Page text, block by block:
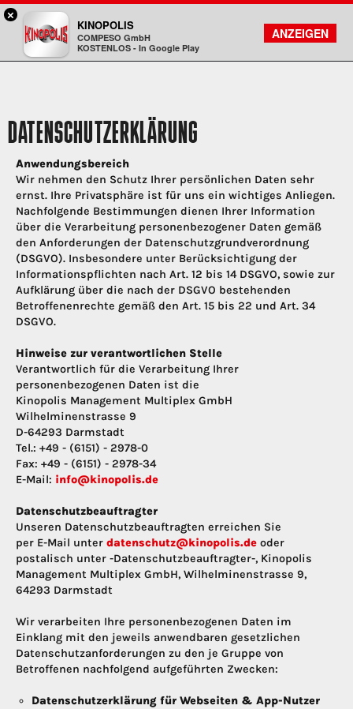
Kinopolis
FILMSUCHE
KONTO
DATENSCHUTZERKLÄRUNG
Anwendungsbereich
Wir nehmen den Schutz Ihrer persönlichen Daten sehr
ernst. Ihre Privatsphäre ist für uns ein wichtiges Anliegen.
Nachfolgende Bestimmungen dienen Ihrer Information
über die Verarbeitung personenbezogener Daten gemäß
den Anforderungen der Datenschutzgrundverordnung
(DSGVO). Insbesondere unter Berücksichtigung der
Informationspflichten nach Art. 12 bis 14 DSGVO, sowie zur
Aufklärung über die nach der DSGVO bestehenden
Betroffenenrechte gemäß den Art. 15 bis 22 und Art. 34
DSGVO.
Hinweise zur verantwortlichen Stelle
Verantwortlich für die Verarbeitung Ihrer
personenbezogenen Daten ist die
Kinopolis Management Multiplex GmbH
Wilhelminenstrasse 9
D-64293 Darmstadt
Tel.: +49 - (6151) - 2978-0
Fax: +49 - (6151) - 2978-34
E-Mail: info@kinopolis.de
Datenschutzbeauftragter
Unseren Datenschutzbeauftragten erreichen Sie
per E-Mail unter datenschutz@kinopolis.de oder
postalisch unter -Datenschutzbeauftragter-, Kinopolis
Management Multiplex GmbH, Wilhelminenstrasse 9,
64293 Darmstadt
Wir verarbeiten Ihre personenbezogenen Daten im
Einklang mit den jeweils anwendbaren gesetzlichen
Datenschutzanforderungen zu den je Gruppe von
Betroffenen nachfolgend aufgeführten Zwecken:
Datenschutzerklärung für Webseiten & App-Nutzer
×
KINOPOLIS
COMPESO GmbH
KOSTENLOS - In Google Play
ANZEIGEN